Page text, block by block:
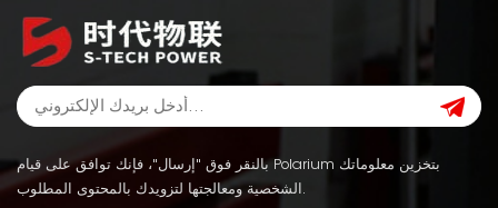
بالنقر فوق "إرسال"، فإنك توافق على قيام Polarium بتخزين معلوماتك
الشخصية ومعالجتها لتزويدك بالمحتوى المطلوب.